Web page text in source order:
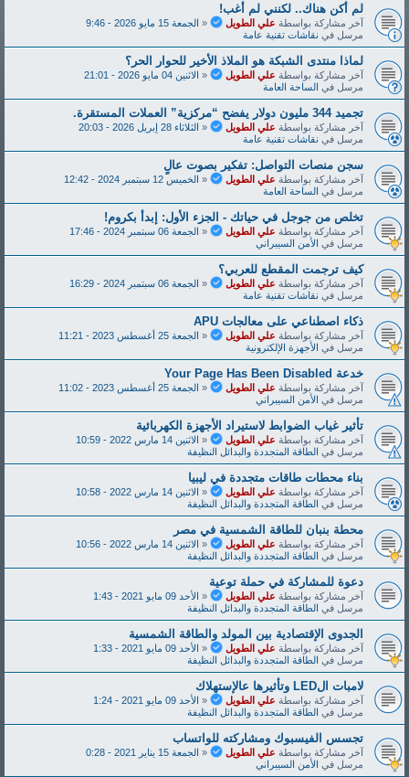
لم أكن هناك.. لكنني لم أغب!
آخر مشاركة بواسطة علي الطويل « الجمعة 15 مايو 2026 - 9:46
مرسل في نقاشات تقنية عامة
لماذا منتدى الشبكة هو الملاذ الأخير للحوار الحر؟
آخر مشاركة بواسطة علي الطويل « الاثنين 04 مايو 2026 - 21:01
مرسل في الساحة العامة
تجميد 344 مليون دولار يفضح “مركزية” العملات المستقرة.
آخر مشاركة بواسطة علي الطويل « الثلاثاء 28 إبريل 2026 - 20:03
مرسل في نقاشات تقنية عامة
سجن منصات التواصل: تفكير بصوت عالٍ
آخر مشاركة بواسطة علي الطويل « الخميس 12 سبتمبر 2024 - 12:42
مرسل في الساحة العامة
تخلص من جوجل في حياتك - الجزء الأول: إبدأ بكروم!
آخر مشاركة بواسطة علي الطويل « الجمعة 06 سبتمبر 2024 - 17:46
مرسل في الأمن السيبراني
كيف ترجمت المقطع للعربي؟
آخر مشاركة بواسطة علي الطويل « الجمعة 06 سبتمبر 2024 - 16:29
مرسل في نقاشات تقنية عامة
ذكاء اصطناعي على معالجات APU
آخر مشاركة بواسطة علي الطويل « الجمعة 25 أغسطس 2023 - 11:21
مرسل في الأجهزة الإلكترونية
خدعة Y‌‌‌o‌‌‌u‌‌‌r‌‌‌ P‌‌‌a‌‌‌‌‌g‌‌‌‌e‌‌‌ H‌‌‌a‌‌‌‌s‌‌‌ B‌‌‌e‌‌‌e‌‌‌‌n‌‌‌ D‌‌‌i‌‌‌s‌‌‌a‌‌‌b‌‌‌l‌‌‌e‌‌‌d‌‌
آخر مشاركة بواسطة علي الطويل « الجمعة 25 أغسطس 2023 - 11:02
مرسل في الأمن السيبراني
تأثير غياب الضوابط لاستيراد الأجهزة الكهربائية
آخر مشاركة بواسطة علي الطويل « الاثنين 14 مارس 2022 - 10:59
مرسل في الطاقة المتجددة والبدائل النظيفة
بناء محطات طاقات متجددة في ليبيا
آخر مشاركة بواسطة علي الطويل « الاثنين 14 مارس 2022 - 10:58
مرسل في الطاقة المتجددة والبدائل النظيفة
محطة بنبان للطاقة الشمسية في مصر
آخر مشاركة بواسطة علي الطويل « الاثنين 14 مارس 2022 - 10:56
مرسل في الطاقة المتجددة والبدائل النظيفة
دعوة للمشاركة في حملة توعية
آخر مشاركة بواسطة علي الطويل « الأحد 09 مايو 2021 - 1:43
مرسل في الطاقة المتجددة والبدائل النظيفة
الجدوى الإقتصادية بين المولد والطاقة الشمسية
آخر مشاركة بواسطة علي الطويل « الأحد 09 مايو 2021 - 1:33
مرسل في الطاقة المتجددة والبدائل النظيفة
لامبات الLED وتأثيرها عالإستهلاك
آخر مشاركة بواسطة علي الطويل « الأحد 09 مايو 2021 - 1:24
مرسل في الطاقة المتجددة والبدائل النظيفة
تجسس الفيسبوك ومشاركته للواتساب
آخر مشاركة بواسطة علي الطويل « الجمعة 15 يناير 2021 - 0:28
مرسل في الأمن السيبراني